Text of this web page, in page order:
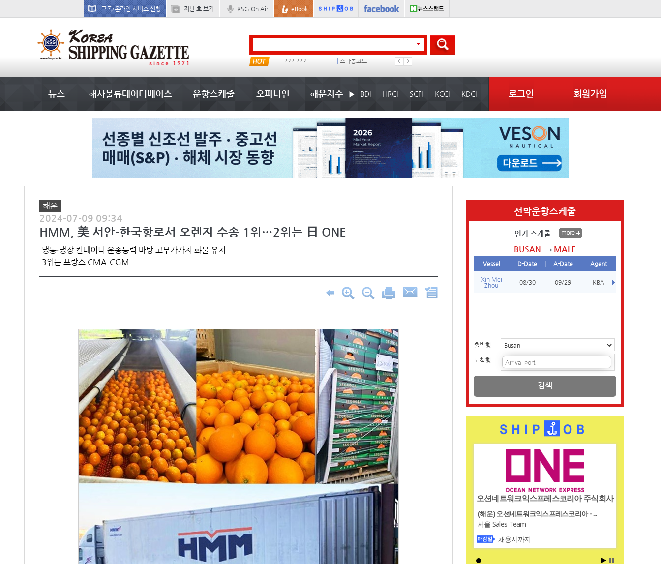
구독/온라인 서비스 신청 지난 호 보기 KSG On Air eBook
??? ??? 스타콩코드 미국 컨테이너 임대사 더블
뉴스 해사물류데이터베이스 운항스케줄 오피니언 해운지수 BDI HRCI SCFI KCCI KDCI 로그인 회원가입
해운
2024-07-09 09:34
HMM, 美 서안-한국항로서 오렌지 수송 1위…2위는 日 ONE
냉동·냉장 컨테이너 운송능력 바탕 고부가가치 화물 유치
3위는 프랑스 CMA-CGM
선박운항스케줄
인기 스케줄
BUSAN MALE
Vessel D-Date A-Date Agent
Xin Mei
Zhou
08/30 09/29 KBA
출발항
도착항
검색